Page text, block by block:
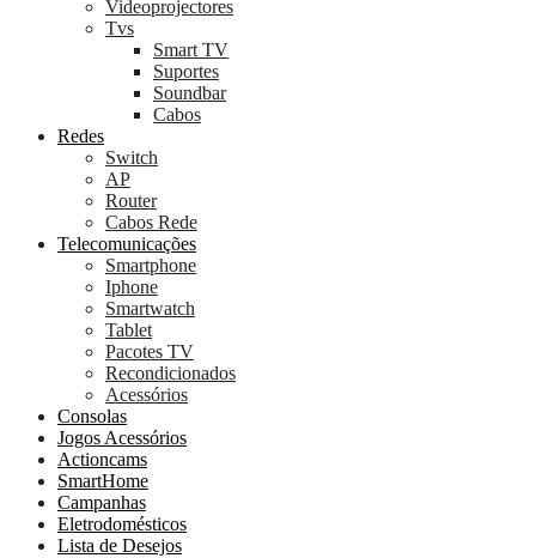
Videoprojectores
Tvs
Smart TV
Suportes
Soundbar
Cabos
Redes
Switch
AP
Router
Cabos Rede
Telecomunicações
Smartphone
Iphone
Smartwatch
Tablet
Pacotes TV
Recondicionados
Acessórios
Consolas
Jogos Acessórios
Actioncams
SmartHome
Campanhas
Eletrodomésticos
Lista de Desejos